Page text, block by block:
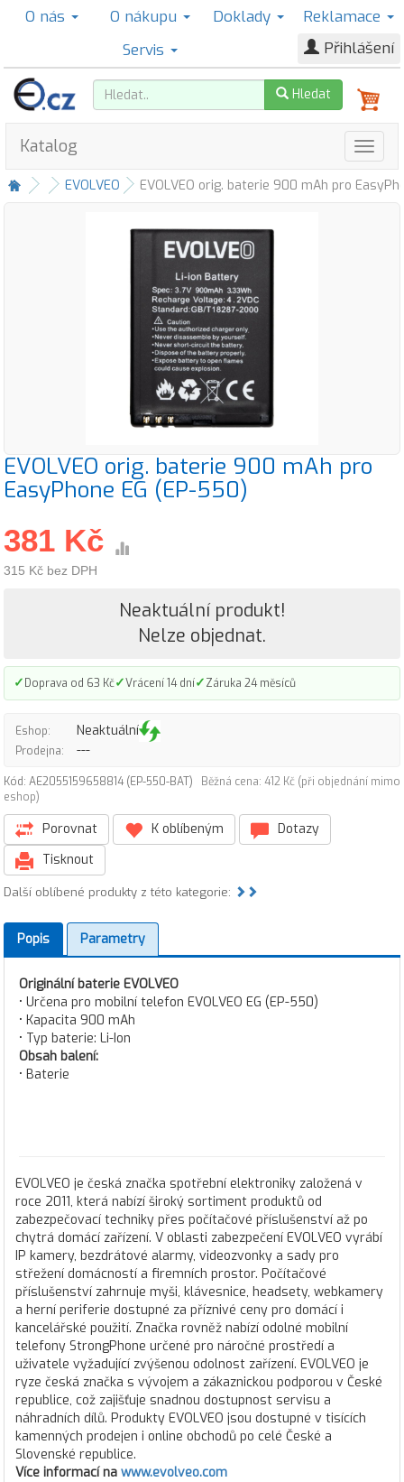
O nás O nákupu Doklady
Reklamace
Servis
Přihlášení
Hledat
Katalog
EVOLVEO EVOLVEO orig. baterie 900 mAh pro
EVOLVEO orig. baterie 900 mAh pro
EasyPhone EG (EP-550)
381 Kč
315 Kč bez DPH
Neaktuální produkt!
Nelze objednat.
✓Doprava od 63 Kč✓Vrácení 14 dní✓Záruka 24 měsíců
Eshop: Neaktuální
Prodejna: ---
Kód: AE2055159658814 (EP-550-BAT)
Běžná cena: 412 Kč (při objednání mimo
eshop)
Porovnat K oblíbeným
Dotazy
Tisknout
Další oblíbené produkty z této kategorie:
Popis Parametry
Originální baterie EVOLVEO
• Určena pro mobilní telefon EVOLVEO EG (EP-550)
• Kapacita 900 mAh
• Typ baterie: Li-Ion
Obsah balení:
• Baterie
EVOLVEO je česká značka spotřební elektroniky založená v
roce 2011, která nabízí široký sortiment produktů od
zabezpečovací techniky přes počítačové příslušenství až po
chytrá domácí zařízení. V oblasti zabezpečení EVOLVEO vyrábí
IP kamery, bezdrátové alarmy, videozvonky a sady pro
střežení domácností a firemních prostor. Počítačové
příslušenství zahrnuje myši, klávesnice, headsety, webkamery
a herní periferie dostupné za příznivé ceny pro domácí i
kancelářské použití. Značka rovněž nabízí odolné mobilní
telefony StrongPhone určené pro náročné prostředí a
uživatele vyžadující zvýšenou odolnost zařízení. EVOLVEO je
ryze česká značka s vývojem a zákaznickou podporou v České
republice, což zajišťuje snadnou dostupnost servisu a
náhradních dílů. Produkty EVOLVEO jsou dostupné v tisících
kamenných prodejen i online obchodů po celé České a
Slovenské republice.
Více informací na www.evolveo.com